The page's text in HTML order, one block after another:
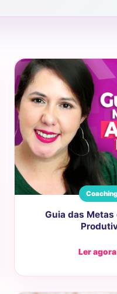
Coaching
Guia das Metas
Ler